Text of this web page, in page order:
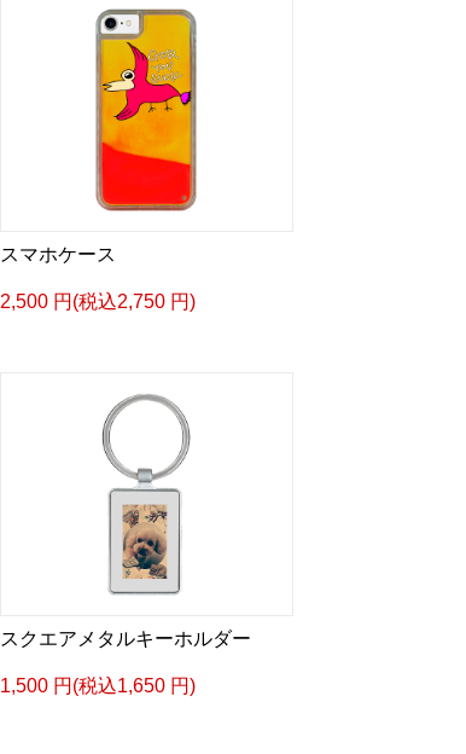
スマホケース
2,500 円(税込2,750 円)
スクエアメタルキーホルダー
1,500 円(税込1,650 円)